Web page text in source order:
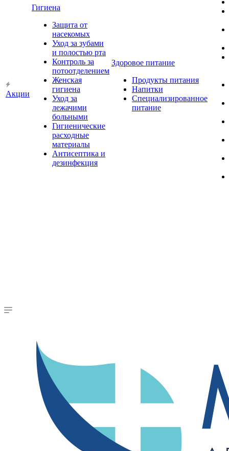
Акции
Гигиена
Защита от
насекомых
Уход за зубами
и полостью рта
Контроль за
потоотделением
Женская
гигиена
Уход за
лежачими
больными
Гигиенические
расходные
материалы
Антисептика и
дезинфекция
Здоровое питание
Продукты питания
Напитки
Специализированное
питание